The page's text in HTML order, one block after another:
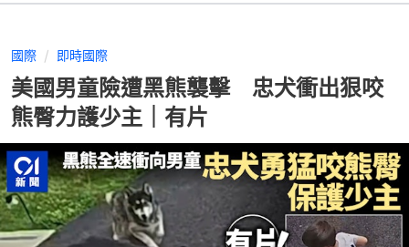
國際 即時國際
美國男童險遭黑熊襲擊 忠犬衝出狠咬
熊臀力護少主｜有片